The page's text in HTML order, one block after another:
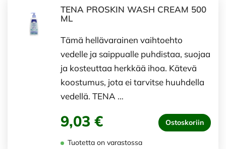
TENA PROSKIN WASH CREAM 500
ML
Tämä hellävarainen vaihtoehto
vedelle ja saippualle puhdistaa, suojaa
ja kosteuttaa herkkää ihoa. Kätevä
koostumus, jota ei tarvitse huuhdella
vedellä. TENA …
9,03 € Ostoskoriin
Tuotetta on varastossa